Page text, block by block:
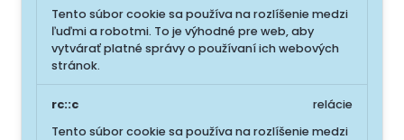
Tento súbor cookie sa používa na rozlíšenie medzi
ľuďmi a robotmi. To je výhodné pre web, aby
vytvárať platné správy o používaní ich webových
stránok.
rc::c
Tento súbor cookie sa používa na rozlíšenie medzi
relácie